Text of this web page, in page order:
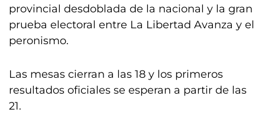
provincial desdoblada de la nacional y la gran
prueba electoral entre La Libertad Avanza y el
peronismo.
Las mesas cierran a las 18 y los primeros
resultados oficiales se esperan a partir de las
21.